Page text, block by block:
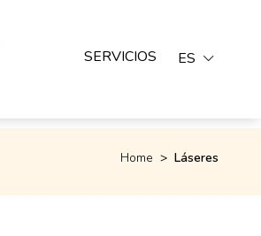
SERVICIOS ES
Home > Láseres